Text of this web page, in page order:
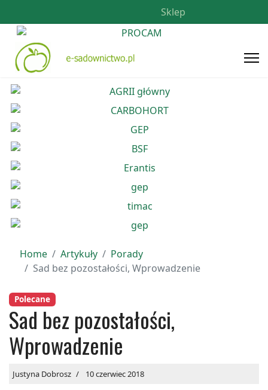
Sklep
Home Artykuły
Porady
Sad bez pozostałości, Wprowadzenie
Polecane
Sad bez pozostałości,
Wprowadzenie
Justyna Dobrosz 10 czerwiec 2018